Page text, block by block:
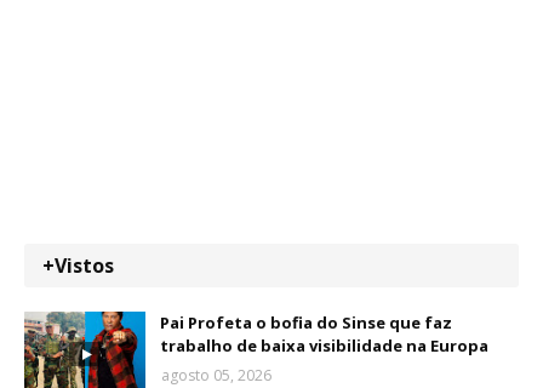
+Vistos
Pai Profeta o bofia do Sinse que faz
trabalho de baixa visibilidade na Europa
agosto 05, 2026